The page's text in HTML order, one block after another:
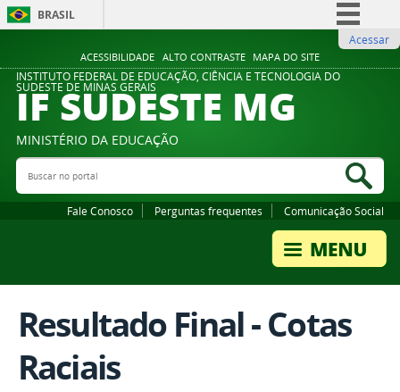
ACESSIBILIDADE ALTO CONTRASTE MAPA DO SITE
BRASIL
Comunica BR
Participe
Legislação
Acessar
INSTITUTO FEDERAL DE EDUCAÇÃO, CIÊNCIA E TECNOLOGIA DO
SUDESTE DE MINAS GERAIS
IF SUDESTE MG
MINISTÉRIO DA EDUCAÇÃO
Buscar no portal
Fale Conosco Perguntas frequentes Comunicação Social
Resultado Final - Cotas
Raciais